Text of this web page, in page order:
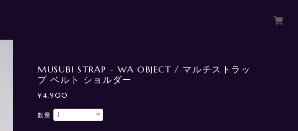
MUSUBI STRAP - WA OBJECT / マルチストラッ
プ ベルト ショルダー
¥4,900
数量